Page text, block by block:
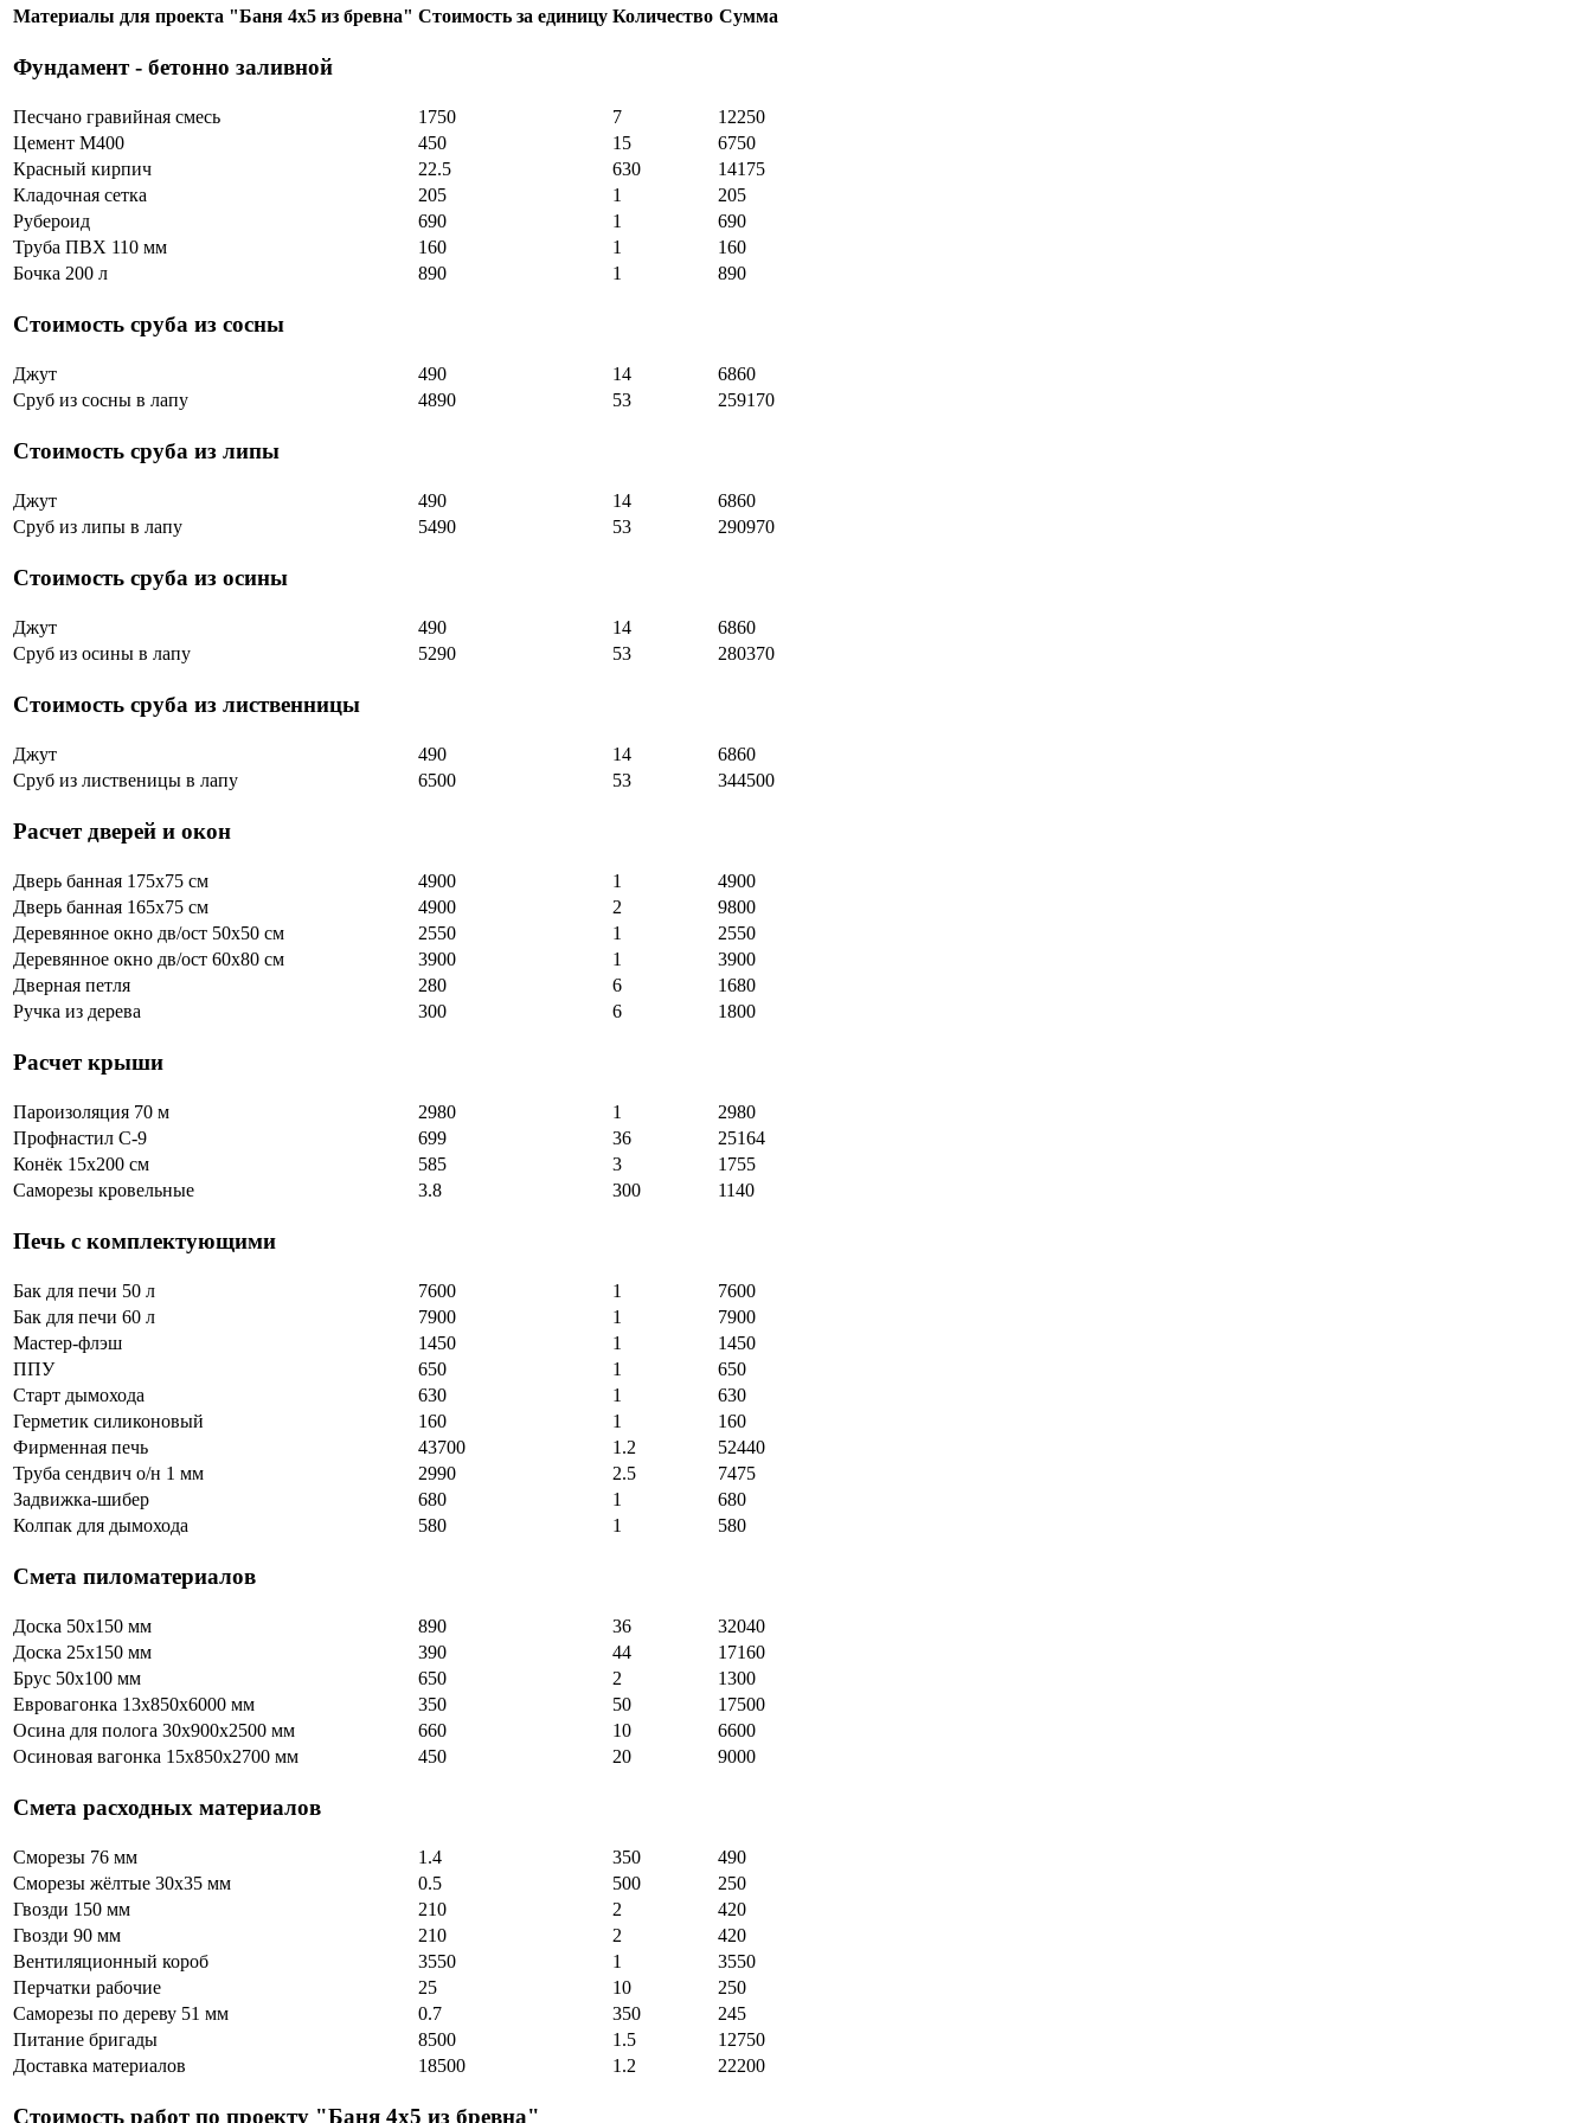
Материалы для проекта "Баня 4х5 из бревна" Стоимость за единицу Количество Сумма
Фундамент - бетонно заливной
Песчано гравийная смесь 1750 7
12250
Цемент М400
450 15
6750
Красный кирпич
22.5 630
14175
Кладочная сетка
205 1
205
Рубероид
690 1
690
Труба ПВХ 110 мм
160 1
160
Бочка 200 л
890 1 890
Стоимость сруба из сосны
Джут 490 14
6860
Сруб из сосны в лапу
4890 53 259170
Стоимость сруба из липы
Джут 490 14
6860
Сруб из липы в лапу
5490 53 290970
Стоимость сруба из осины
Джут 490 14
6860
Сруб из осины в лапу
5290 53 280370
Стоимость сруба из лиственницы
Джут 490 14
6860
Сруб из лиственицы в лапу
6500 53 344500
Расчет дверей и окон
Дверь банная 175х75 см 4900 1
4900
Дверь банная 165х75 см
4900 2
9800
Деревянное окно дв/ост 50х50 см
2550 1
2550
Деревянное окно дв/ост 60х80 см
3900 1
3900
Дверная петля
280 6
1680
Ручка из дерева
300 6 1800
Расчет крыши
Пароизоляция 70 м 2980 1
2980
Профнастил С-9
699 36
25164
Конёк 15х200 см
585 3
1755
Саморезы кровельные
3.8 300 1140
Печь с комплектующими
Бак для печи 50 л 7600 1
7600
Бак для печи 60 л
7900 1
7900
Мастер-флэш
1450 1
1450
ППУ
650 1
650
Старт дымохода
630 1
630
Герметик силиконовый
160 1
160
Фирменная печь
43700 1.2
52440
Труба сендвич о/н 1 мм
2990 2.5
7475
Задвижка-шибер
680 1
680
Колпак для дымохода
580 1 580
Смета пиломатериалов
Доска 50х150 мм 890 36
32040
Доска 25х150 мм
390 44
17160
Брус 50х100 мм
650 2
1300
Евровагонка 13х850х6000 мм
350 50
17500
Осина для полога 30х900х2500 мм
660 10
6600
Осиновая вагонка 15х850х2700 мм
450 20 9000
Смета расходных материалов
Сморезы 76 мм 1.4 350
490
Сморезы жёлтые 30х35 мм
0.5 500
250
Гвозди 150 мм
210 2
420
Гвозди 90 мм
210 2
420
Вентиляционный короб
3550 1
3550
Перчатки рабочие
25 10
250
Саморезы по дереву 51 мм
0.7 350
245
Питание бригады
8500 1.5
12750
Доставка материалов
18500 1.2 22200
Стоимость работ по проекту "Баня 4х5 из бревна"